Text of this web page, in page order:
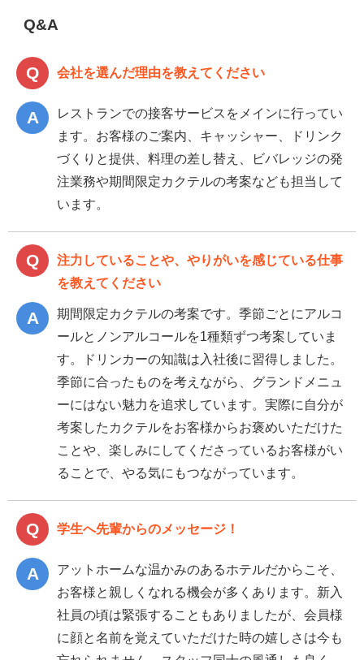
Q&A
会社を選んだ理由を教えてください
レストランでの接客サービスをメインに行ってい
ます。お客様のご案内、キャッシャー、ドリンク
づくりと提供、料理の差し替え、ビバレッジの発
注業務や期間限定カクテルの考案なども担当して
います。
注力していることや、やりがいを感じている仕事
を教えてください
期間限定カクテルの考案です。季節ごとにアルコ
ールとノンアルコールを1種類ずつ考案していま
す。ドリンカーの知識は入社後に習得しました。
季節に合ったものを考えながら、グランドメニュ
ーにはない魅力を追求しています。実際に自分が
考案したカクテルをお客様からお褒めいただけた
ことや、楽しみにしてくださっているお客様がい
ることで、やる気にもつながっています。
学生へ先輩からのメッセージ！
アットホームな温かみのあるホテルだからこそ、
お客様と親しくなれる機会が多くあります。新入
社員の頃は緊張することもありましたが、会員様
に顔と名前を覚えていただけた時の嬉しさは今も